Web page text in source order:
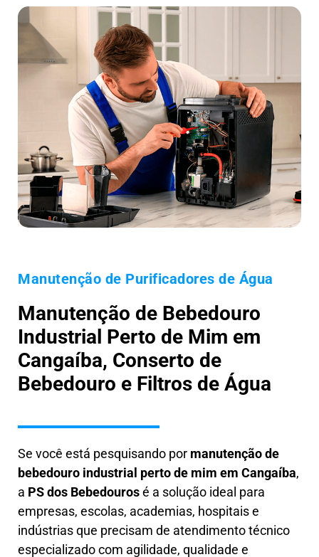
Manutenção de Purificadores de Água
Manutenção de Bebedouro
Industrial Perto de Mim em
Cangaíba, Conserto de
Bebedouro e Filtros de Água
Se você está pesquisando por manutenção de
bebedouro industrial perto de mim em Cangaíba,
a PS dos Bebedourosé a solução ideal para
empresas, escolas, academias, hospitais e
indústrias que precisam de atendimento técnico
especializado com agilidade, qualidade e